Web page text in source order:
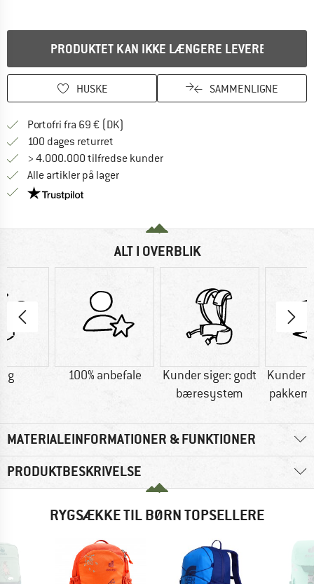
PRODUKTET KAN IKKE LÆNGERE LEVERES
HUSKE SAMMENLIGNE
Portofri fra 69 € (DK)
100 dages returret
> 4.000.000 tilfredse kunder
Alle artikler på lager
Vi er Trustpilot-certificeret - oplysningerne får du
ALT I OVERBLIK
g 100% anbefale
Kunder siger: godt
bæresystem
Kunder
MATERIALEINFORMATIONER & FUNKTIONER
PRODUKTBESKRIVELSE
RYGSÆKKE TIL BØRN TOPSELLERE